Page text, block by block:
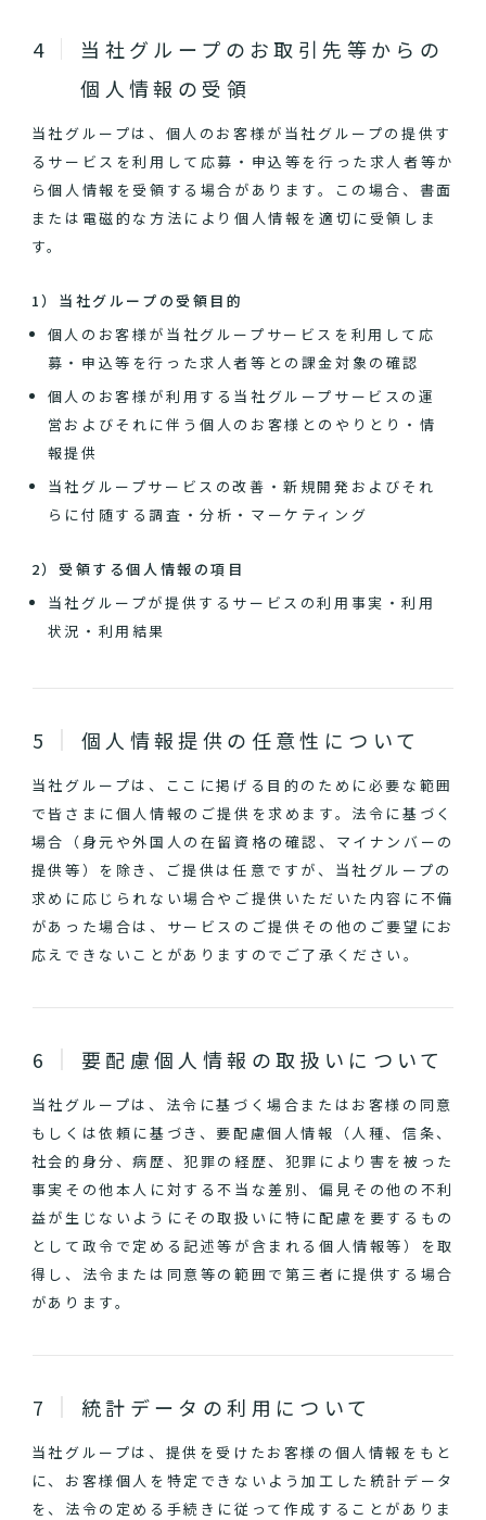
当社グループのお取引先等からの
個人情報の受領
当社グループは、個人のお客様が当社グループの提供す
るサービスを利用して応募・申込等を行った求人者等か
ら個人情報を受領する場合があります。この場合、書面
または電磁的な方法により個人情報を適切に受領しま
す。
1）当社グループの受領目的
個人のお客様が当社グループサービスを利用して応
募・申込等を行った求人者等との課金対象の確認
個人のお客様が利用する当社グループサービスの運
営およびそれに伴う個人のお客様とのやりとり・情
報提供
当社グループサービスの改善・新規開発およびそれ
らに付随する調査・分析・マーケティング
2）受領する個人情報の項目
当社グループが提供するサービスの利用事実・利用
状況・利用結果
個人情報提供の任意性について
当社グループは、ここに掲げる目的のために必要な範囲
で皆さまに個人情報のご提供を求めます。法令に基づく
場合（身元や外国人の在留資格の確認、マイナンバーの
提供等）を除き、ご提供は任意ですが、当社グループの
求めに応じられない場合やご提供いただいた内容に不備
があった場合は、サービスのご提供その他のご要望にお
応えできないことがありますのでご了承ください。
要配慮個人情報の取扱いについて
当社グループは、法令に基づく場合またはお客様の同意
もしくは依頼に基づき、要配慮個人情報（人種、信条、
社会的身分、病歴、犯罪の経歴、犯罪により害を被った
事実その他本人に対する不当な差別、偏見その他の不利
益が生じないようにその取扱いに特に配慮を要するもの
として政令で定める記述等が含まれる個人情報等）を取
得し、法令または同意等の範囲で第三者に提供する場合
があります。
統計データの利用について
当社グループは、提供を受けたお客様の個人情報をもと
に、お客様個人を特定できないよう加工した統計データ
を、法令の定める手続きに従って作成することがありま